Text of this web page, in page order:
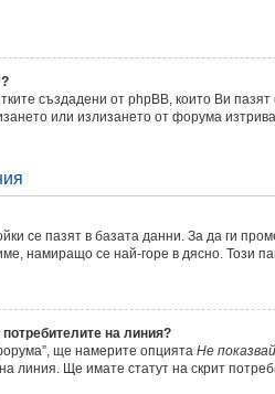
създадени от phpBB, които Ви
или излизането от форума
се пазят в базата данни. За да ги
намиращо се най-горе в дясно.
на линия?
ще намерите опцията Не
линия. Ще имате статут на скрит